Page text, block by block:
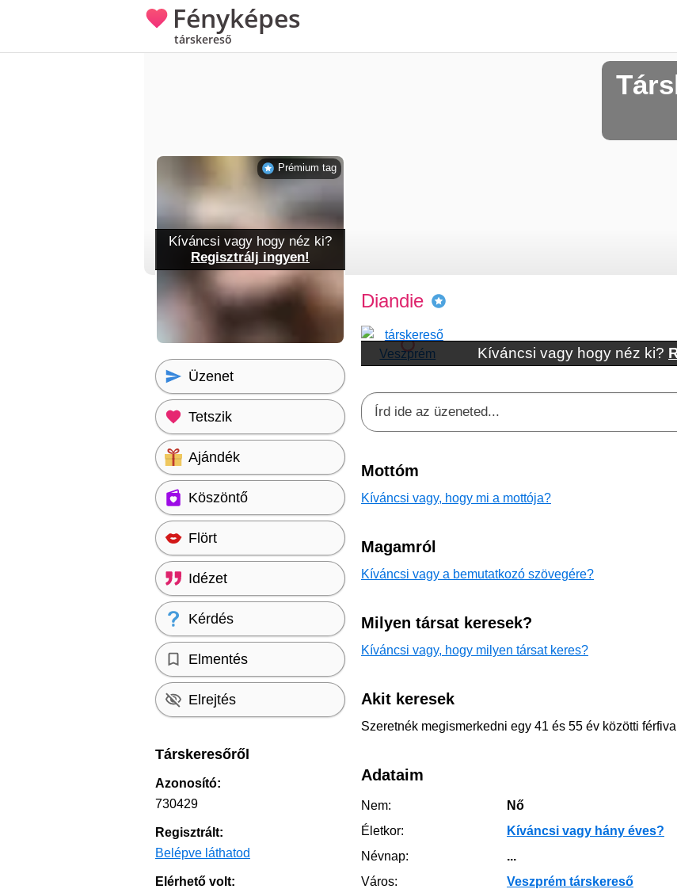
Fényképes
társkereső
Diandie
Kíváncsi vagy hogy néz ki?
Mottóm
Kíváncsi vagy, hogy mi a mottója?
Magamról
Kíváncsi vagy a bemutatkozó szövegére?
Milyen társat keresek?
Kíváncsi vagy, hogy milyen társat keres?
Akit keresek
Szeretnék megismerkedni egy 41 és 55 év közötti
Adataim
Nem:
Nő
Életkor:
Kíváncsi vagy hány éves?
Névnap:
...
Város:
Veszprém társkereső
Kíváncsi vagy hogy néz ki?
Regisztrálj ingyen!
Prémium tag
Üzenet
Tetszik
Ajándék
Köszöntő
Flört
Idézet
Kérdés
Elmentés
Elrejtés
Társkeresőről
Azonosító:
730429
Regisztrált:
Belépve láthatod
Elérhető volt: